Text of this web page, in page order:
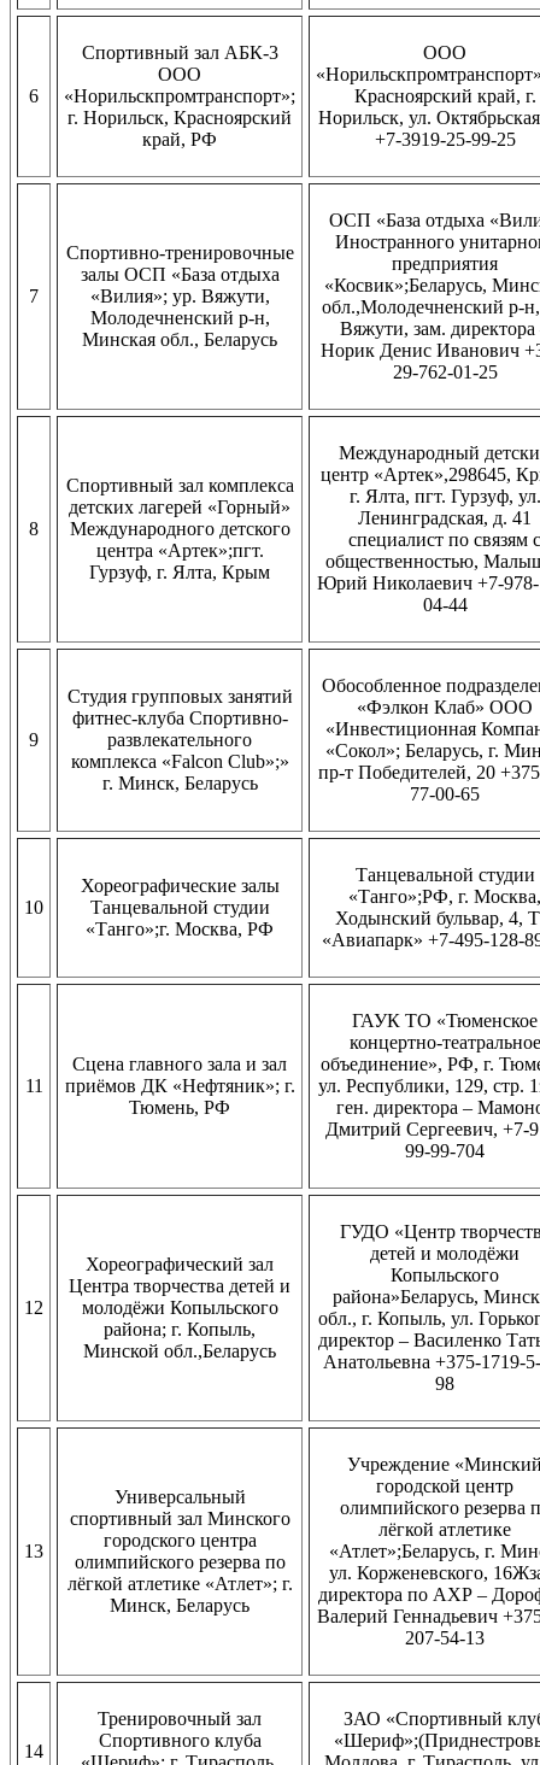
6
Спортивный зал АБК-3
ООО
«Норильскпромтранспорт»;
г. Норильск, Красноярский
край, РФ
ООО
Красноярский край, г.
Норильск, ул.
+7-3919-25-99-25
7
Спортивно-тренировочные
залы ОСП «База отдыха
«Вилия»; ур. Вяжути,
Молодечненский р-н,
Минская обл., Беларусь
ОСП «База отдыха
Иностранного
предприятия
«Косвик»;Беларусь,
обл.,Молодечненский р-
Вяжути, зам. директора
Норик Денис Иванович
29-762-01-25
8
Спортивный зал комплекса
детских лагерей «Горный»
Международного детского
центра «Артек»;пгт.
Гурзуф, г. Ялта, Крым
Международный
центр «Артек»,298645,
г. Ялта, пгт. Гурзуф, ул.
Ленинградская, д. 41
специалист по связям с
общественностью,
Юрий Николаевич +7-978-
04-44
9
Студия групповых занятий
фитнес-клуба Спортивно-
развлекательного
комплекса «Falcon Club»;»
г. Минск, Беларусь
Обособленное
«Фэлкон Клаб» ООО
«Инвестиционная
«Сокол»; Беларусь, г.
пр-т Победителей, 20
77-00-65
10
Хореографические залы
Танцевальной студии
«Танго»;г. Москва, РФ
Танцевальной студии
«Танго»;РФ, г. Москва,
Ходынский бульвар, 4,
«Авиапарк» +7-495-128-
11
Сцена главного зала и зал
приёмов ДК «Нефтяник»; г.
Тюмень, РФ
ГАУК ТО «Тюменское
концертно-театральное
объединение», РФ, г.
ул. Республики, 129, стр.
ген. директора –
Дмитрий Сергеевич, +7-
99-99-704
12
Хореографический зал
Центра творчества детей и
молодёжи Копыльского
района; г. Копыль,
Минской обл.,Беларусь
ГУДО «Центр
детей и молодёжи
Копыльского
района»Беларусь,
обл., г. Копыль, ул.
директор – Василенко
Анатольевна +375-1719-
98
13
Универсальный
спортивный зал Минского
городского центра
олимпийского резерва по
лёгкой атлетике «Атлет»; г.
Минск, Беларусь
Учреждение
городской центр
олимпийского резерва
лёгкой атлетике
«Атлет»;Беларусь, г.
ул. Корженевского,
директора по АХР –
Валерий Геннадьевич
207-54-13
14
Тренировочный зал
Спортивного клуба
ЗАО «Спортивный